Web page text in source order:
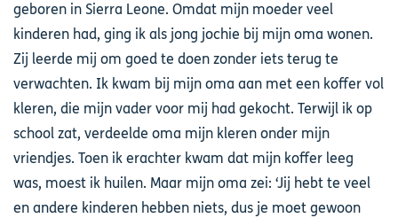
geboren in Sierra Leone. Omdat mijn moeder veel
kinderen had, ging ik als jong jochie bij mijn oma wonen.
Zij leerde mij om goed te doen zonder iets terug te
verwachten. Ik kwam bij mijn oma aan met een koffer vol
kleren, die mijn vader voor mij had gekocht. Terwijl ik op
school zat, verdeelde oma mijn kleren onder mijn
vriendjes. Toen ik erachter kwam dat mijn koffer leeg
was, moest ik huilen. Maar mijn oma zei: ‘Jij hebt te veel
en andere kinderen hebben niets, dus je moet gewoon